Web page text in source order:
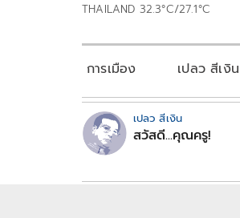
THAILAND 32.3°C/27.1°C
การเมือง เปลว สีเงิน
เปลว สีเงิน
สวัสดี...คุณครู!